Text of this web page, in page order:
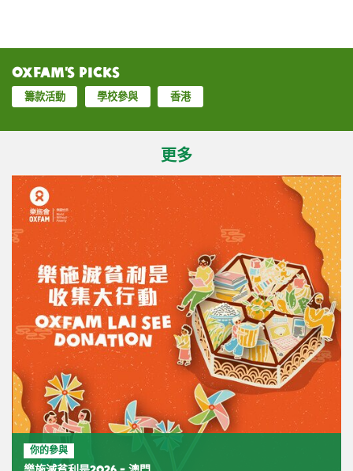
Oxfam’s Picks
籌款活動 學校參與 香港
更多
你的參與